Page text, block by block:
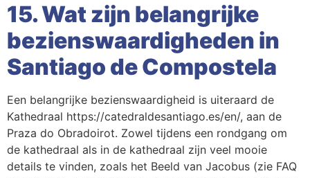
15. Wat zijn belangrijke
bezienswaardigheden in
Santiago de Compostela
Een belangrijke bezienswaardigheid is uiteraard de
Kathedraal https://catedraldesantiago.es/en/, aan de
Praza do Obradoirot. Zowel tijdens een rondgang om
de kathedraal als in de kathedraal zijn veel mooie
details te vinden, zoals het Beeld van Jacobus (zie FAQ